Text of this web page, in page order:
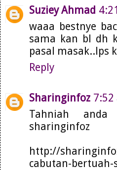
Suziey Ahmad
waaa bestnye
sama kan bl dh
pasal masak..lps
Reply
Sharinginfoz 7:52
Tahniah
sharinginfoz
http://
cabutan-